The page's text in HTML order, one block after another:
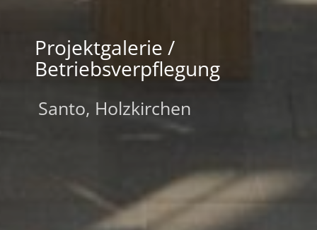
Projektgalerie /
Betriebsverpflegung
Santo, Holzkirchen